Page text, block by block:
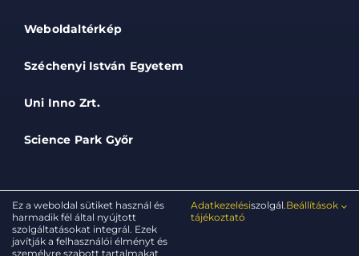
Weboldaltérkép
Széchenyi István Egyetem
Uni Inno Zrt.
Science Park Győr
© 2025 - 2026 • FIEK • Széchenyi István Egyetem •
Minden jog fenntartva
Ez a weboldal sütiket használ és
harmadik fél által nyújtott
szolgáltatásokat integrál. Ezek
javítják a felhasználói élményt és
személyre szabott tartalmakat
Adatkezelési
tájékoztató
szolgál.Beállítások